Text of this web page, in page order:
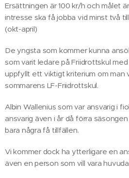
Ersättningen är 100 kr/h och målet
intresse ska få jobba vid minst två
(okt-april)
De yngsta som kommer kunna
som varit ledare på Friidrottskul
uppfyllt ett viktigt kriterium om man
sommarens LF-Friidrottskul.
Albin Wallenius som var ansvarig i
ansvarig även i år då förra
bara några få tillfällen.
Vi kommer dock ha ytterligare en
även en person som vill vara